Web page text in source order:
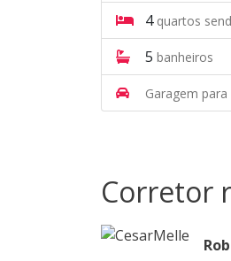
4 quartos
5 banheiros
Garagem para
Corretor